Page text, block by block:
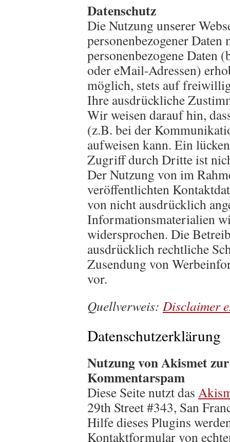
Datenschutz
Die Nutzung unserer
personenbezogener
personenbezogene Daten
oder eMail-Adressen)
möglich, stets auf
Ihre ausdrückliche
Wir weisen darauf hin,
(z.B. bei der
aufweisen kann. Ein
Zugriff durch Dritte ist
Der Nutzung von im
veröffentlichten
von nicht ausdrücklich
Informationsmaterialien
widersprochen. Die
ausdrücklich rechtliche
Zusendung von
vor.
Quellverweis: Disclaimer
Datenschutzerklärung
Nutzung von Akismet
Kommentarspam
Diese Seite nutzt das
29th Street #343, San
Hilfe dieses Plugins
Kontaktformular von